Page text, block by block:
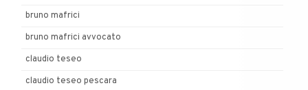
bruno mafrici
bruno mafrici avvocato
claudio teseo
claudio teseo pescara